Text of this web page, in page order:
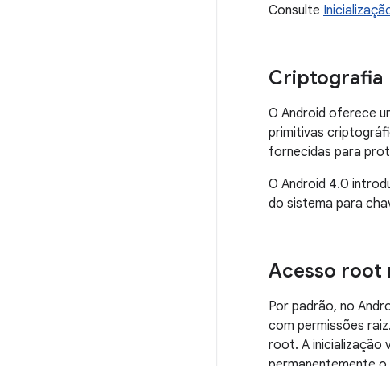
Consulte
Criptografia
O Android oferece
primitivas
fornecidas para
O Android 4.0
do sistema para
Acesso root
Por padrão, no
com permissões
root. A inicialização